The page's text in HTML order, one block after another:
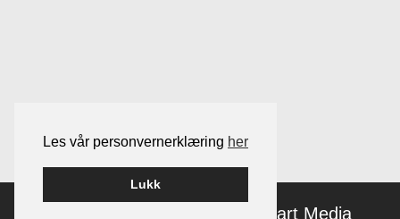
Les vår personvernerklæring her
Lukk
Smart Media